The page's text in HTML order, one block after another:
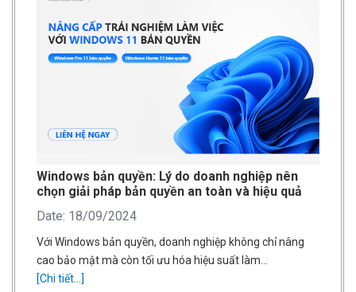
Windows bản quyền: Lý do doanh nghiệp nên
chọn giải pháp bản quyền an toàn và hiệu quả
Date: 18/09/2024
Với Windows bản quyền, doanh nghiệp không chỉ nâng
cao bảo mật mà còn tối ưu hóa hiệu suất làm…
[Chi tiết...]